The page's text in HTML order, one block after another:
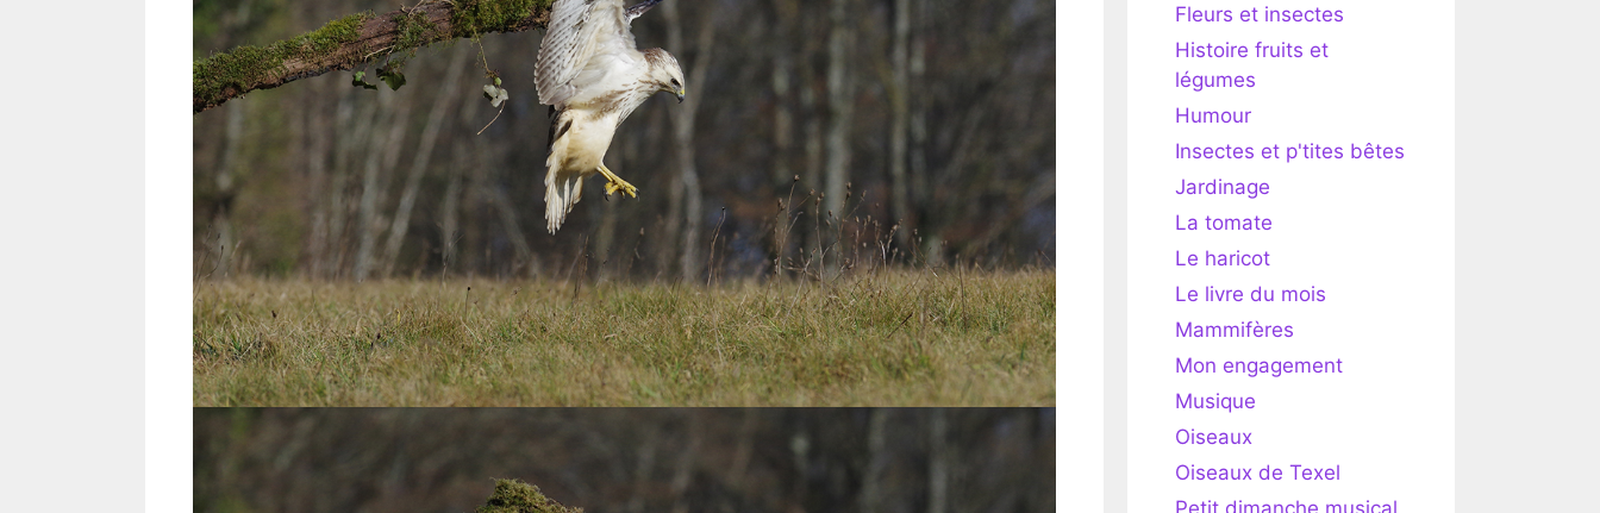
Fleurs et insectes
Histoire fruits et
légumes
Humour
Insectes et p'tites bêtes
Jardinage
La tomate
Le haricot
Le livre du mois
Mammifères
Mon engagement
Musique
Oiseaux
Oiseaux de Texel
Petit dimanche musical